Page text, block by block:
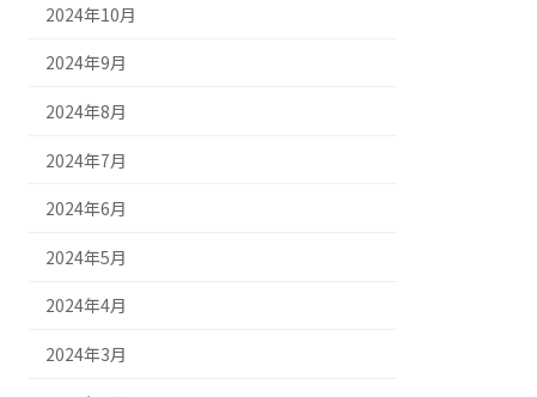
2024年10月
2024年9月
2024年8月
2024年7月
2024年6月
2024年5月
2024年4月
2024年3月